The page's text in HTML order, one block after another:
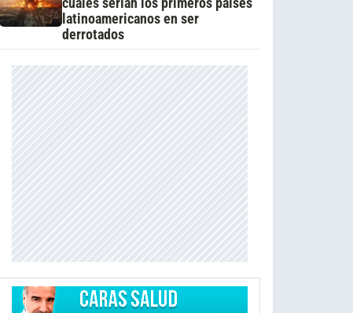
latinoamericanos en ser
derrotados